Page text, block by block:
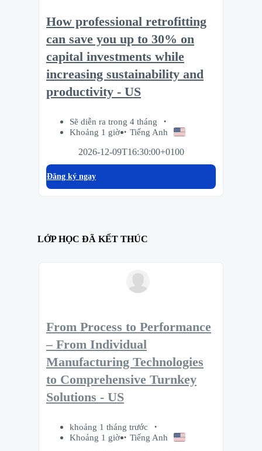
How professional retrofitting
can save you up to 30% on
capital investments while
increasing sustainability and
productivity - US
Sẽ diễn ra trong 4 tháng
Khoảng 1 giờ
Tiếng Anh
2026-12-09T16:30:00+0100
Đăng ký ngay
LỚP HỌC ĐÃ KẾT THÚC
From Process to Performance
– From Individual
Manufacturing Technologies
to Comprehensive Turnkey
Solutions - US
khoảng 1 tháng trước
Khoảng 1 giờ
Tiếng Anh